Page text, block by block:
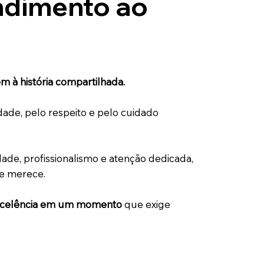
à história compartilhada.
pelo respeito e pelo cuidado
profissionalismo e atenção dedicada,
merece.
em um momentoque exige